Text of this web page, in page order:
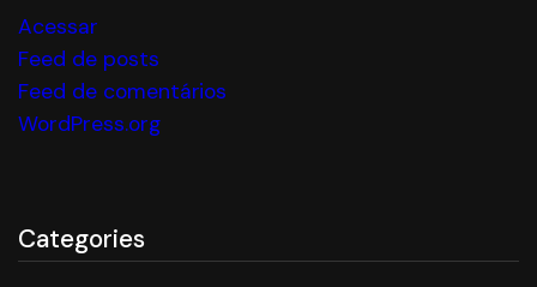
Acessar
Feed de posts
Feed de comentários
WordPress.org
Categories